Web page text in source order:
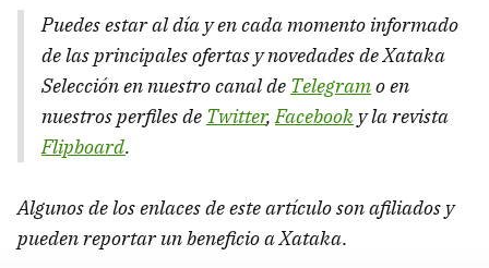
Puedes estar al día y en cada momento informado
de las principales ofertas y novedades de Xataka
Selección en nuestro canal de Telegramo en
nuestros perfiles de Twitter,Facebook y la revista
Flipboard.
Algunos de los enlaces de este artículo son afiliados y
pueden reportar un beneficio a Xataka.